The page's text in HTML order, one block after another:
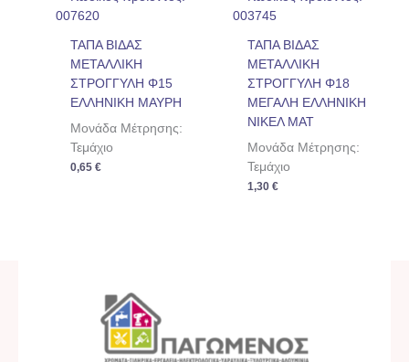
007620
ΤΑΠΑ ΒΙΔΑΣ
ΜΕΤΑΛΛΙΚΗ
ΣΤΡΟΓΓΥΛΗ Φ15
ΕΛΛΗΝΙΚΗ ΜΑΥΡΗ
Μονάδα Μέτρησης:
Τεμάχιο
0,65€
003745
ΤΑΠΑ ΒΙΔΑΣ
ΜΕΤΑΛΛΙΚΗ
ΣΤΡΟΓΓΥΛΗ Φ18
ΜΕΓΑΛΗ ΕΛΛΗΝΙΚΗ
ΝΙΚΕΛ ΜΑΤ
Μονάδα Μέτρησης:
Τεμάχιο
1,30 €